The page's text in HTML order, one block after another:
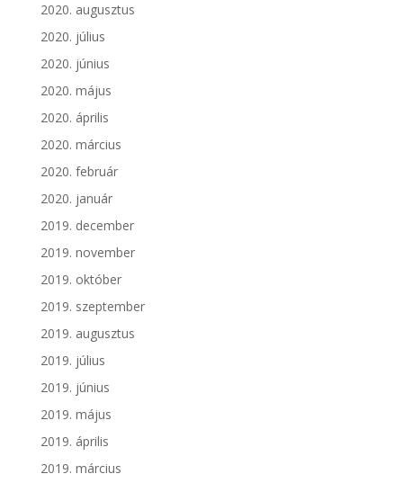
2020. augusztus
2020. július
2020. június
2020. május
2020. április
2020. március
2020. február
2020. január
2019. december
2019. november
2019. október
2019. szeptember
2019. augusztus
2019. július
2019. június
2019. május
2019. április
2019. március